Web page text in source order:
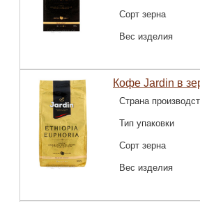
Сорт зерна
Вес изделия
Кофе Jardin в
Страна
Тип упаковки
Сорт зерна
Вес изделия